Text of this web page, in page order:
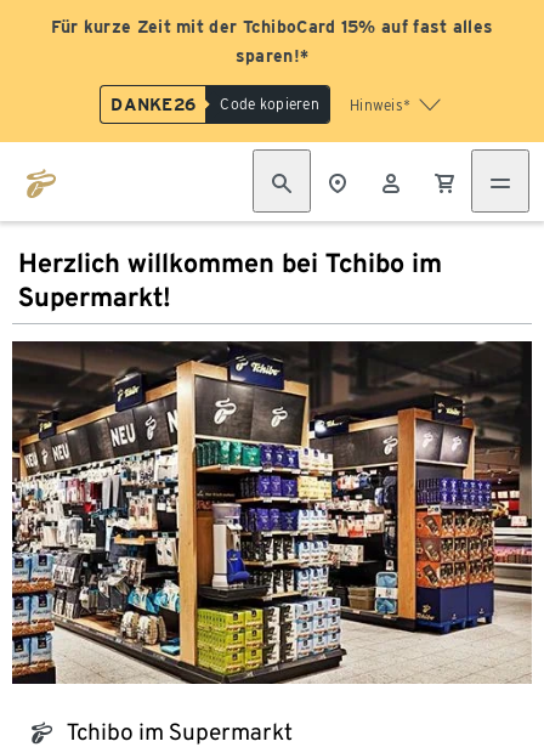
Für kurze Zeit mit der TchiboCard 15% auf fast alles
sparen!*
DANKE26 Code kopieren Hinweis*
Herzlich willkommen bei Tchibo im
Supermarkt!
tchibo_logo Tchibo im Supermarkt